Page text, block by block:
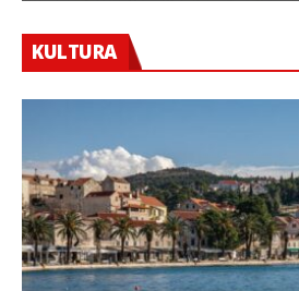
KULTURA